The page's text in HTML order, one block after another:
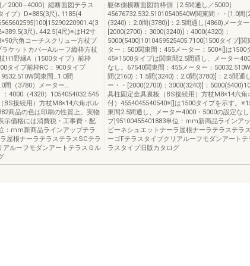
2000∼4000］縦断面図テラス
イプ）D=885(3尺)､1185(4
尺)､442.5(4尺)※はH2寸
六角コーチスクリュー方杖ブ
ケットカバーAルーフ縦枠方杖
H1野縁A（1500タイプ）前枠
タイプ前枠RC：900タイプ
関東間…1.0間
間（3780）メーター…
4000（4320）1054054032.545
BS接続用）方杖M8×14六角ボル
商品の色は印刷の性質上、実物
示価格には消費税・工事費・配
：mm新商品ラインアップテラ
屋根ナーラテラステラスSCテラ
アルーフモダンアートテラスＧル
躯体側横断面図前枠側［2.5間通し／5000］
45676732.532.51010540540W関東間・・[1.0間
(3240)：2.0間(3780)]：2.5間通し(4860)メーター
[2000(2700)：3000(3240)]：4000(4320)：
5000(5400)1010459525405.7100[1500タイプ]関
ター：500関東間：455メーター：500※[]は1500
45※1500タイプは関東間2.5間通し、メーター
なし。67540関東間：455メーター：
間(2160)：1.5間(3240)：2.0間(3780)]：2.5間通
ー・・[2000(2700)：3000(3240)]：
具柱固定金具裏板（BS接続用）方杖M8×14六角
付）4554045540540※[]は1500タイプを示す。
東間2.5間通し、メーター4000・5000の設定な
プ]95100455401883単位：mm新商品ラインア
ピーネシュエットナーラ屋根ナーラテラステラ
ーゴFテラスタイプクリアルーフモダンアート
ラスタイプ旧版カタログ